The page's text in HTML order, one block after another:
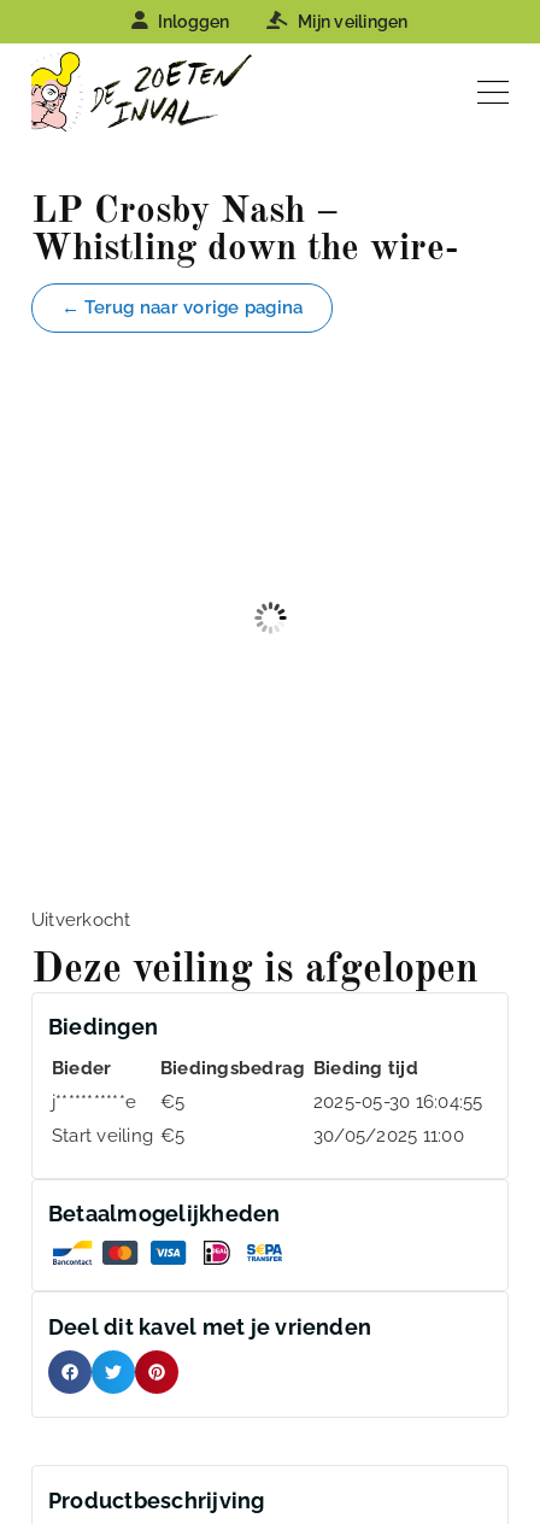
Inloggen Mijn veilingen
LP Crosby Nash –
Whistling down the wire-
← Terug naar vorige pagina
Uitverkocht
Deze veiling is afgelopen
Biedingen
Bieder Biedingsbedrag Bieding tijd
j***********e
€5
2025-05-30 16:04:55
Start veiling €5 30/05/2025 11:00
Betaalmogelijkheden
Deel dit kavel met je vrienden
Productbeschrijving